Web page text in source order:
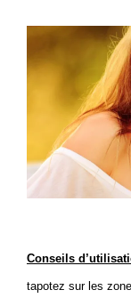
Conseils
tapotez sur les